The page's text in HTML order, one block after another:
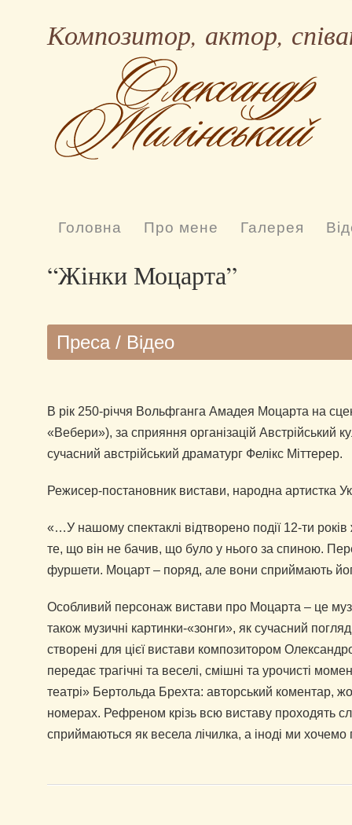
Композитор, актор,
Головна Про мене Галерея
“Жінки Моцарта”
Преса / Відео
В рік 250-річчя Вольфганга Амадея Моцарта на
«Вебери»), за сприяння організацій Австрійський
сучасний австрійський драматург Фелікс Міттерер.
Режисер-постановник вистави, народна артистка
«…У нашому спектаклі відтворено події 12-ти
те, що він не бачив, що було у нього за спиною.
фуршети. Моцарт – поряд, але вони сприймають
Особливий персонаж вистави про Моцарта – це
також музичні картинки-«зонги», як сучасний
створені для цієї вистави композитором
передає трагічні та веселі, смішні та урочисті
театрі» Бертольда Брехта: авторський коментар,
номерах. Рефреном крізь всю виставу проходять
сприймаються як весела лічилка, а іноді ми хочемо